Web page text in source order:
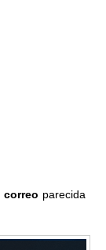
correo parecida